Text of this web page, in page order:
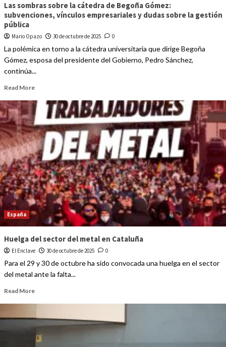
Las sombras sobre la cátedra de Begoña Gómez:
subvenciones, vínculos empresariales y dudas sobre la gestión
pública
Mario Opazo 30 de octubre de 2025 0
La polémica en torno a la cátedra universitaria que dirige Begoña
Gómez, esposa del presidente del Gobierno, Pedro Sánchez,
continúa...
Read More
España
Huelga del sector del metal en Cataluña
El Enclave 30 de octubre de 2025 0
Para el 29 y 30 de octubre ha sido convocada una huelga en el sector
del metal ante la falta...
Read More